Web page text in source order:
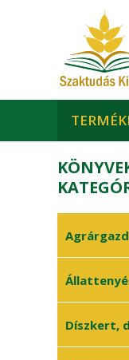
•
• Uniós
•
•
•
Díszkert,